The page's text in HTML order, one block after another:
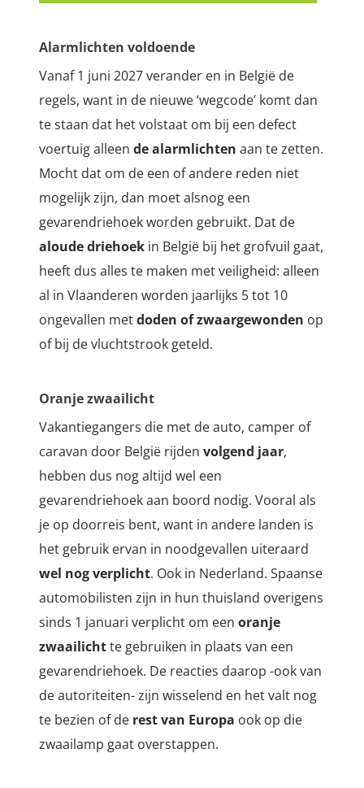
Alarmlichten voldoende
Vanaf 1 juni 2027 verander en in België de
regels, want in de nieuwe ‘wegcode’ komt dan
te staan dat het volstaat om bij een defect
voertuig alleen de alarmlichten aan te zetten.
Mocht dat om de een of andere reden niet
mogelijk zijn, dan moet alsnog een
gevarendriehoek worden gebruikt. Dat de
aloude driehoek in België bij het grofvuil gaat,
heeft dus alles te maken met veiligheid: alleen
al in Vlaanderen worden jaarlijks 5 tot 10
ongevallen metdoden of zwaargewonden op
of bij de vluchtstrook geteld.
Oranje zwaailicht
Vakantiegangers die met de auto, camper of
caravan door België rijden volgend jaar,
hebben dus nog altijd wel een
gevarendriehoek aan boord nodig. Vooral als
je op doorreis bent, want in andere landen is
het gebruik ervan in noodgevallen uiteraard
wel nog verplicht. Ook in Nederland. Spaanse
automobilisten zijn in hun thuisland overigens
sinds 1 januari verplicht om een oranje
zwaailichtte gebruiken in plaats van een
gevarendriehoek. De reacties daarop -ook van
de autoriteiten- zijn wisselend en het valt nog
te bezien of de rest van Europa ook op die
zwaailamp gaat overstappen.